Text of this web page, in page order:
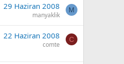
29 Haziran 2008
manyaklik
M
22 Haziran 2008
comte
C